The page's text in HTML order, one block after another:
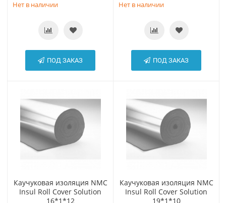
Нет в наличии
ПОД ЗАКАЗ
Нет в наличии
ПОД ЗАКАЗ
Каучуковая изоляция NMC
Insul Roll Cover Solution
16*1*12
Каучуковая изоляция NMC
Insul Roll Cover Solution
19*1*10